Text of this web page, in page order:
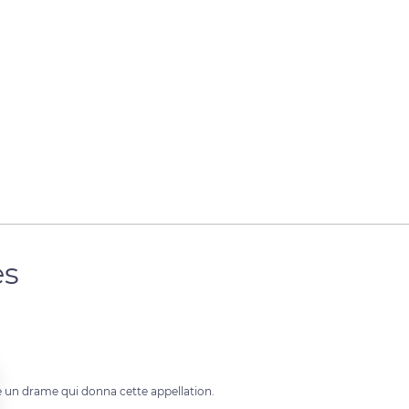
un drame qui donna cette appellation.